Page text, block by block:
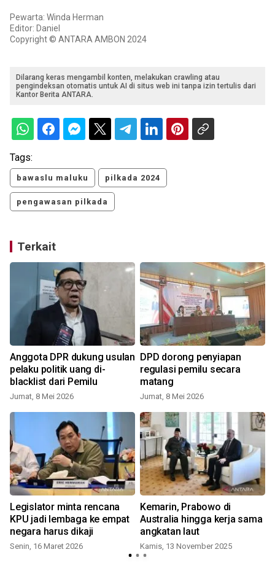
Pewarta: Winda Herman
Editor: Daniel
Copyright © ANTARA AMBON 2024
Dilarang keras mengambil konten, melakukan crawling atau
pengindeksan otomatis untuk AI di situs web ini tanpa izin tertulis dari
Kantor Berita ANTARA.
Tags:
bawaslu maluku pilkada 2024
pengawasan pilkada
Terkait
Anggota DPR dukung usulan
pelaku politik uang di-
blacklist dari Pemilu
Jumat, 8 Mei 2026
DPD dorong penyiapan
regulasi pemilu secara
matang
Jumat, 8 Mei 2026
Legislator minta rencana
KPU jadi lembaga ke empat
negara harus dikaji
Senin, 16 Maret 2026
Kemarin, Prabowo di
Australia hingga kerja sama
angkatan laut
Kamis, 13 November 2025